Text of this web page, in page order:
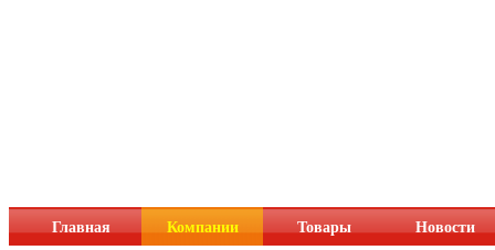
Главная Компании Товары Новости